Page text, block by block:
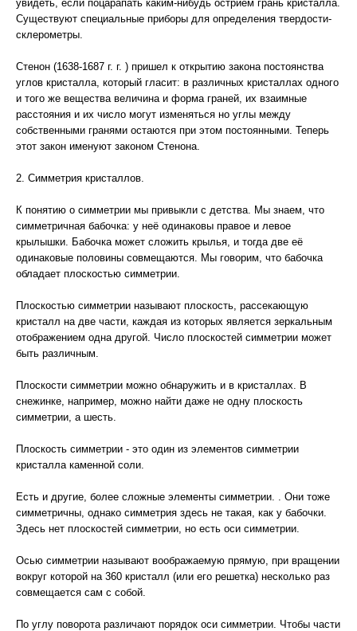
увидеть, если поцарапать каким-нибудь острием грань кристалла.
Существуют специальные приборы для определения твердости-
склерометры.
Стенон (1638-1687 г. г. ) пришел к открытию закона постоянства
углов кристалла, который гласит: в различных кристаллах одного
и того же вещества величина и форма граней, их взаимные
расстояния и их число могут изменяться но углы между
собственными гранями остаются при этом постоянными. Теперь
этот закон именуют законом Стенона.
2. Симметрия кристаллов.
К понятию о симметрии мы привыкли с детства. Мы знаем, что
симметричная бабочка: у неё одинаковы правое и левое
крылышки. Бабочка может сложить крылья, и тогда две её
одинаковые половины совмещаются. Мы говорим, что бабочка
обладает плоскостью симметрии.
Плоскостью симметрии называют плоскость, рассекающую
кристалл на две части, каждая из которых является зеркальным
отображением одна другой. Число плоскостей симметрии может
быть различным.
Плоскости симметрии можно обнаружить и в кристаллах. В
снежинке, например, можно найти даже не одну плоскость
симметрии, а шесть.
Плоскость симметрии - это один из элементов симметрии
кристалла каменной соли.
Есть и другие, более сложные элементы симметрии. . Они тоже
симметричны, однако симметрия здесь не такая, как у бабочки.
Здесь нет плоскостей симметрии, но есть оси симметрии.
Осью симметрии называют воображаемую прямую, при вращении
вокруг которой на 360 кристалл (или его решетка) несколько раз
совмещается сам с собой.
По углу поворота различают порядок оси симметрии. Чтобы части